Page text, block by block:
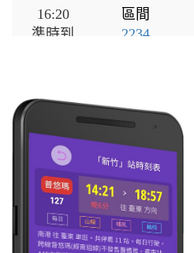
16:20
準時到
區間
2234
準時到
區間快
16:36
準時到
自強
194
16:41
準時到
區間
3247